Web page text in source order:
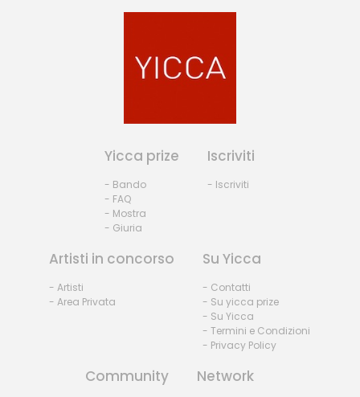
Yicca prize
- Bando
- FAQ
- Mostra
- Giuria
Iscriviti
- Iscriviti
Artisti in concorso
- Artisti
- Area Privata
Su Yicca
- Contatti
- Su yicca prize
- Su Yicca
- Termini e Condizioni
- Privacy Policy
Community Network